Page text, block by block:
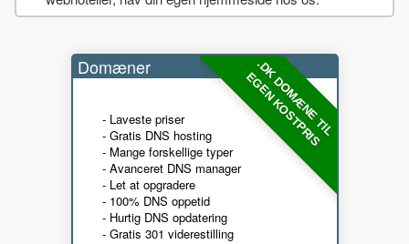
.DK DOMÆNE TIL
EGEN KOSTPRIS
Domæner
- Laveste priser
- Gratis DNS hosting
- Mange forskellige typer
- Avanceret DNS manager
- Let at opgradere
- 100% DNS oppetid
- Hurtig DNS opdatering
- Gratis 301 viderestilling